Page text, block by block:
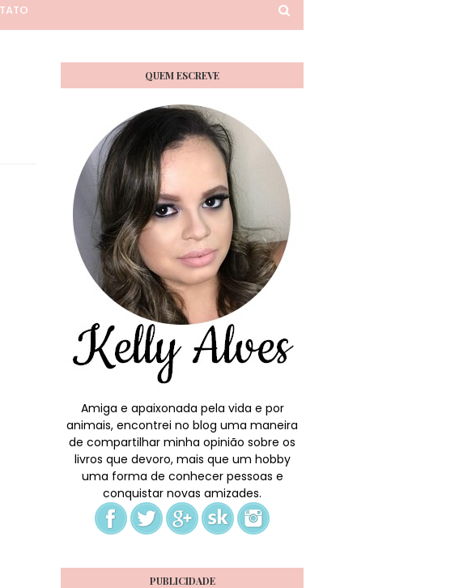
QUEM ESCREVE
Amiga e apaixonada pela vida e por
animais, encontrei no blog uma maneira
de compartilhar minha opinião sobre os
livros que devoro, mais que um hobby
uma forma de conhecer pessoas e
conquistar novas amizades.
PUBLICIDADE